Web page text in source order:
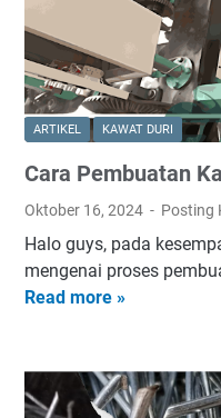
a
t
D
u
r
i
S
o
g
ARTIKEL KAWAT DURI
Cara Pembuatan
Oktober 16, 2024 Posting
Halo guys, pada
mengenai proses
Read more »
a
P